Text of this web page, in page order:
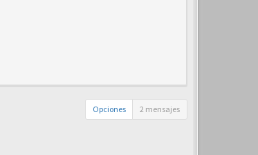
Opciones 2 mensajes